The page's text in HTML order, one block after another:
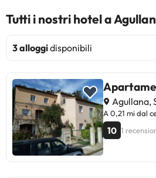
Tutti i nostri hotel a
3 alloggidisponibili
Agullana,
A 0,21 mi dal
10 1